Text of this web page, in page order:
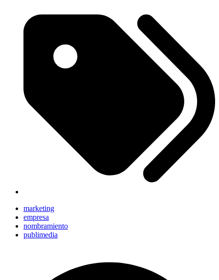
marketing
empresa
nombramiento
publimedia